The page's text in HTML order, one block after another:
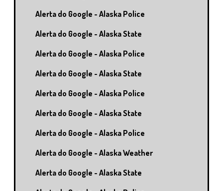
Alerta do Google - Alaska Police
Alerta do Google - Alaska State
Alerta do Google - Alaska Police
Alerta do Google - Alaska State
Alerta do Google - Alaska Police
Alerta do Google - Alaska State
Alerta do Google - Alaska Police
Alerta do Google - Alaska Weather
Alerta do Google - Alaska State